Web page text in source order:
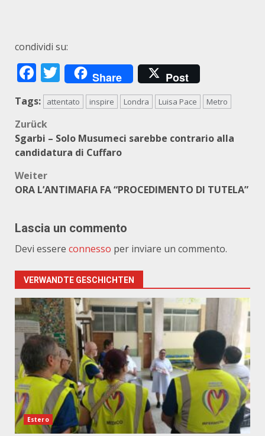
condividi su:
Facebook
Twitter
Share Post
Tags: attentato inspire Londra Luisa Pace Metro
Beitragsnavigation
Zurück
Sgarbi – Solo Musumeci sarebbe contrario alla
candidatura di Cuffaro
Weiter
ORA L’ANTIMAFIA FA “PROCEDIMENTO DI TUTELA”
Lascia un commento
Devi essere connesso per inviare un commento.
VERWANDTE GESCHICHTEN
Estero